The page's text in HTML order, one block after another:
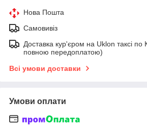
Нова Пошта
Самовивіз
Доставка кур'єром на Uklon таксі по
повною передоплатою)
Всі умови доставки
Умови оплати